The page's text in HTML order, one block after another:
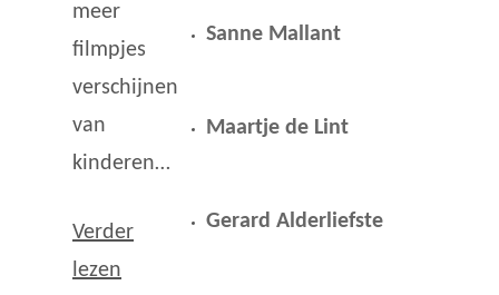
meer
filmpjes
verschijnen
van
kinderen…
Verder
lezen
Sanne Mallant
Maartje de Lint
Gerard Alderliefste